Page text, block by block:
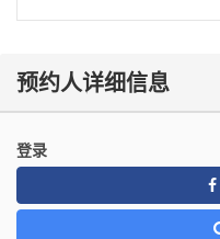
预约人详细信息
登录